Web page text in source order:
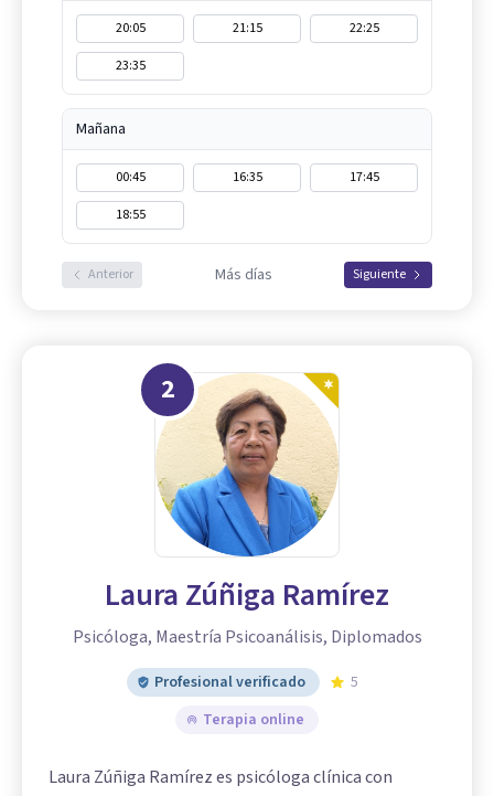
20:05 21:15
22:25
23:35
Mañana
00:45 16:35
17:45
18:55
Anterior Más días Siguiente
2
Laura Zúñiga Ramírez
Psicóloga, Maestría Psicoanálisis, Diplomados
Profesional verificado
5
Terapia online
Laura Zúñiga Ramírez es psicóloga clínica con